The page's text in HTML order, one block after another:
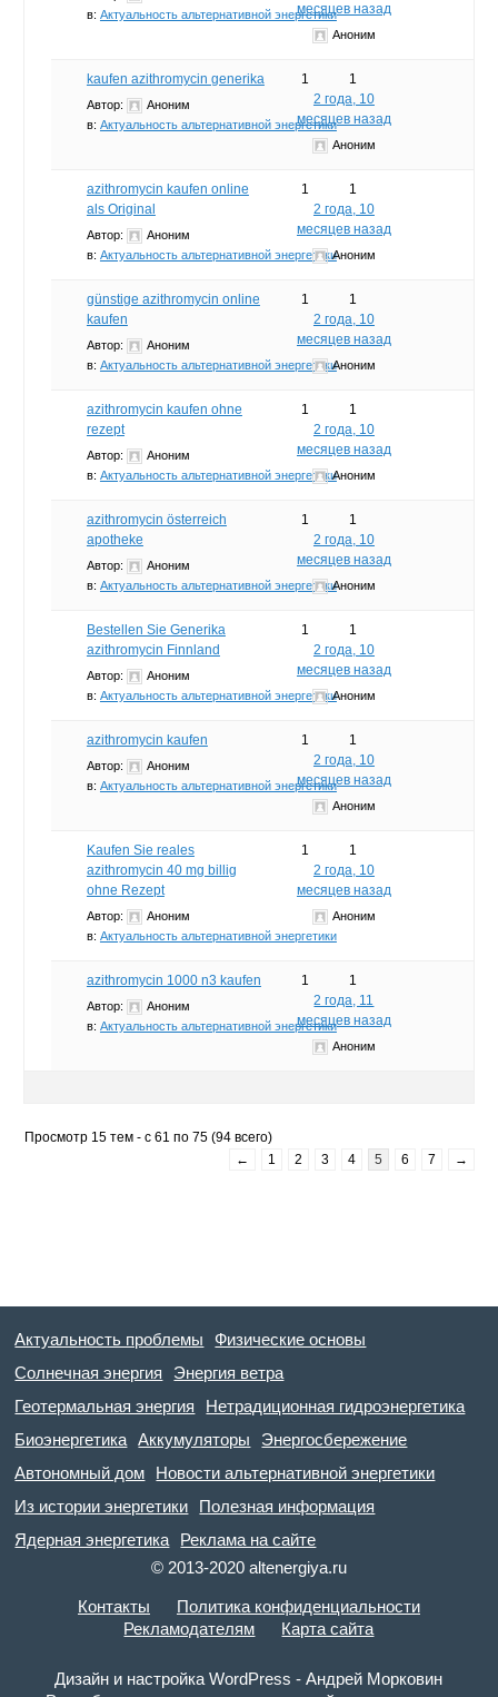
в: Актуальность альтернативной энергетикимесяцев назад
Аноним
kaufen azithromycin generika
Автор:
Аноним
в: Актуальность альтернативной энергетики
1
1
2 года, 10
месяцев назад
Аноним
azithromycin kaufen online
als Original
Автор:
Аноним
в: Актуальность альтернативной энергетики
1
1
2 года, 10
месяцев назад
Аноним
günstige azithromycin online
kaufen
Автор:
Аноним
в: Актуальность альтернативной энергетики
1
1
2 года, 10
месяцев назад
Аноним
azithromycin kaufen ohne
rezept
Автор:
Аноним
в: Актуальность альтернативной энергетики
1
1
2 года, 10
месяцев назад
Аноним
azithromycin österreich
apotheke
Автор:
Аноним
в: Актуальность альтернативной энергетики
1
1
2 года, 10
месяцев назад
Аноним
Bestellen Sie Generika
azithromycin Finnland
Автор:
Аноним
в: Актуальность альтернативной энергетики
1
1
2 года, 10
месяцев назад
Аноним
azithromycin kaufen
Автор:
Аноним
в: Актуальность альтернативной энергетики
1
1
2 года, 10
месяцев назад
Аноним
Kaufen Sie reales
azithromycin 40 mg billig
ohne Rezept
Автор:
Аноним
в: Актуальность альтернативной энергетики
1
1
2 года, 10
месяцев назад
Аноним
azithromycin 1000 n3 kaufen
Автор:
Аноним
в: Актуальность альтернативной энергетики
1
1
2 года, 11
месяцев назад
Аноним
Просмотр 15 тем - с 61 по 75 (94 всего)
←
1 2 3 4 5 6 7 →
Актуальность проблемы
Физические основы
Солнечная энергия
Энергия ветра
Геотермальная энергия
Нетрадиционная гидроэнергетика
Биоэнергетика
Аккумуляторы
Энергосбережение
Автономный дом
Новости альтернативной энергетики
Из истории энергетики
Полезная информация
Ядерная энергетика
Реклама на сайте
© 2013-2020 altenergiya.ru
Контакты
Политика конфиденциальности
Рекламодателям
Карта сайта
Дизайн и настройка WordPress - Андрей Морковин